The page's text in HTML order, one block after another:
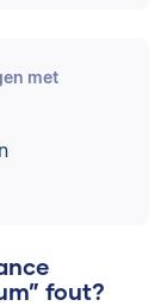
met
fout?